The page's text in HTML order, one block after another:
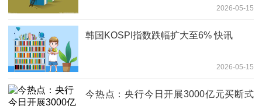
2026-05-15
韩国KOSPI指数跌幅扩大至6% 快讯
2026-05-15
今热点：央行今日开展3000亿元买断式